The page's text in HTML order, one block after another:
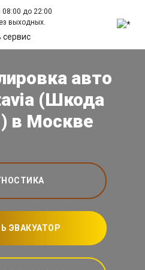
08:00 до 22:00
выходных.
сервис
авто
(Шкода
в Москве
ЭВАКУАТОР